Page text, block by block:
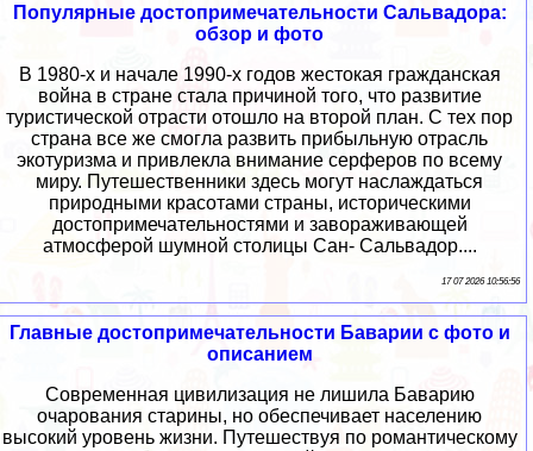
Популярные достопримечательности Сальвадора:
обзор и фото
В 1980-х и начале 1990-х годов жестокая гражданская
война в стране стала причиной того, что развитие
туристической отрасти отошло на второй план. С тех пор
страна все же смогла развить прибыльную отрасль
экотуризма и привлекла внимание серферов по всему
миру. Путешественники здесь могут наслаждаться
природными красотами страны, историческими
достопримечательностями и завораживающей
атмосферой шумной столицы Сан- Сальвадор....
17 07 2026 10:56:56
Главные достопримечательности Баварии с фото и
описанием
Современная цивилизация не лишила Баварию
очарования старины, но обеспечивает населению
высокий уровень жизни. Путешествуя по романтическому